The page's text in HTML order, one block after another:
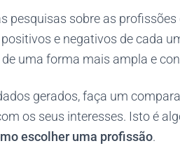
pesquisas sobre as
e negativos de cada
uma forma mais ampla e
gerados, faça um
os seus interesses. Isto é
escolher uma profissão.